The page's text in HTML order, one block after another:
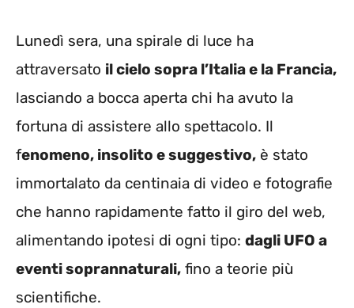
Lunedì sera, una spirale di luce ha
attraversato il cielo sopra l’Italia e la Francia,
lasciando a bocca aperta chi ha avuto la
fortuna di assistere allo spettacolo. Il
fenomeno, insolito e suggestivo, è stato
immortalato da centinaia di video e fotografie
che hanno rapidamente fatto il giro del web,
alimentando ipotesi di ogni tipo: dagli UFO a
eventi soprannaturali, fino a teorie più
scientifiche.